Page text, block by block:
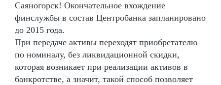
Саяногорск! Окончательное вхождение
финслужбы в состав Центробанка запланировано
до 2015 года.
При передаче активы переходят приобретателю
по номиналу, без ликвидационной скидки,
которая возникает при реализации активов в
банкротстве, а значит, такой способ позволяет